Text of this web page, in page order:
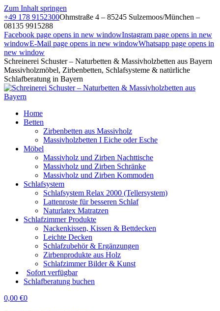
Zum Inhalt springen
+49 178 9152300Ohmstraße 4 – 85245 Sulzemoos/München –
08135 9915288
Facebook page opens in new windowInstagram page opens in new
windowE-Mail page opens in new windowWhatsapp page opens in
new window
Schreinerei Schuster – Naturbetten & Massivholzbetten aus Bayern
Massivholzmöbel, Zirbenbetten, Schlafsysteme & natürliche
Schlafberatung in Bayern
Home
Betten
Zirbenbetten aus Massivholz
Massivholzbetten I Eiche oder Esche
Möbel
Massivholz und Zirben Nachttische
Massivholz und Zirben Schränke
Massivholz und Zirben Kommoden
Schlafsystem
Schlafsystem Relax 2000 (Tellersystem)
Lattenroste für besseren Schlaf
Naturlatex Matratzen
Schlafzimmer Produkte
Nackenkissen, Kissen & Bettdecken
Leichte Decken
Schlafzubehör & Ergänzungen
Zirbenprodukte aus Holz
Schlafzimmer Bilder & Kunst
Sofort verfügbar
Schlafberatung buchen
0,00 €0